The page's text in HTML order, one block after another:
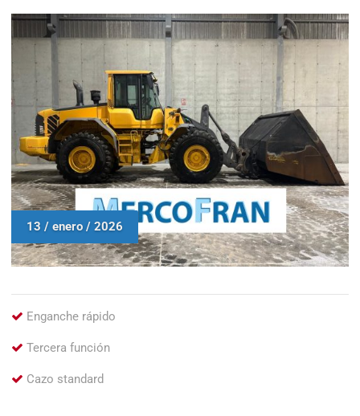
13 / enero / 2026
Enganche rápido
Tercera función
Cazo standard